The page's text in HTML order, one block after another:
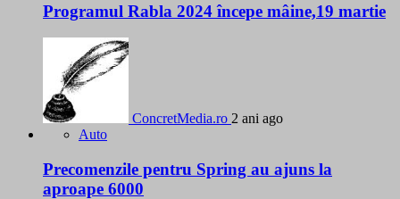
Programul Rabla 2024 începe mâine,19 martie
ConcretMedia.ro 2 ani ago
Auto
Precomenzile pentru Spring au ajuns la
aproape 6000